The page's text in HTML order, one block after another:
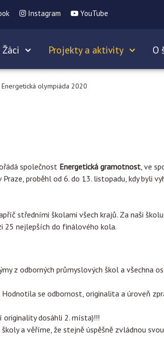
Instagram YouTube
Žáci Projekty a aktivity O
Energetická olympiáda 2020
společnost Energetická gramotnost , ve
Praze, proběhl od 6. do 13. listopadu, kdy byli
středními školami všech krajů. Za naši
25 nejlepších do finálového kola.
z odborných průmyslových škol a všechna
se odbornost, originalita a úroveň
originality dosáhli 2. místa)!!!
a věříme, že stejně úspěšně zvládnou